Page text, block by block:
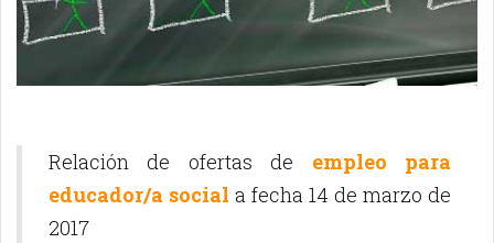
Relación de ofertas de empleo para
educador/a social a fecha 14 de marzo de
2017